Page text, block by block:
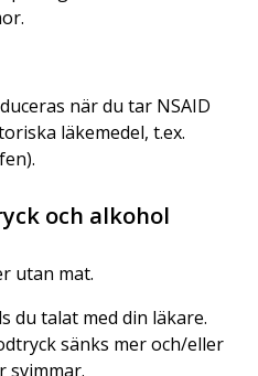
när du tar NSAID
läkemedel, t.ex.
och alkohol
utan mat.
du talat med din läkare.
sänks mer och/eller
svimmar.